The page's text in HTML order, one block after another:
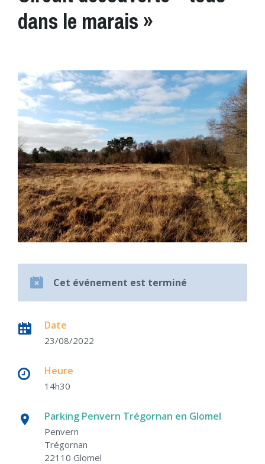
dans le marais »
Cet événement est terminé
Date
23/08/2022
Heure
14h30
Parking Penvern Trégornan en Glomel
Penvern
Trégornan
22110 Glomel